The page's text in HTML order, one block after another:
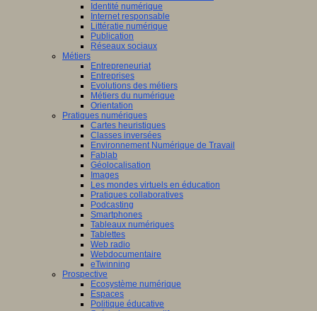
Identité numérique
Internet responsable
Littératie numérique
Publication
Réseaux sociaux
Métiers
Entrepreneuriat
Entreprises
Evolutions des métiers
Métiers du numérique
Orientation
Pratiques numériques
Cartes heuristiques
Classes inversées
Environnement Numérique de Travail
Fablab
Géolocalisation
Images
Les mondes virtuels en éducation
Pratiques collaboratives
Podcasting
Smartphones
Tableaux numériques
Tablettes
Web radio
Webdocumentaire
eTwinning
Prospective
Ecosystème numérique
Espaces
Politique éducative